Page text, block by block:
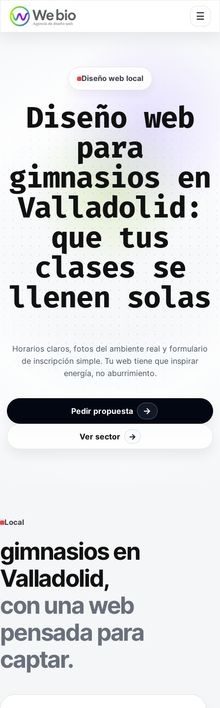
☰
Diseño web local
Diseño web
para
gimnasios en
Valladolid:
que tus
clases se
llenen solas
Horarios claros, fotos del ambiente real y formulario
de inscripción simple. Tu web tiene que inspirar
energía, no aburrimiento.
Pedir propuesta →
Ver sector →
Local
gimnasios en
Valladolid,
con una web
pensada para
captar.